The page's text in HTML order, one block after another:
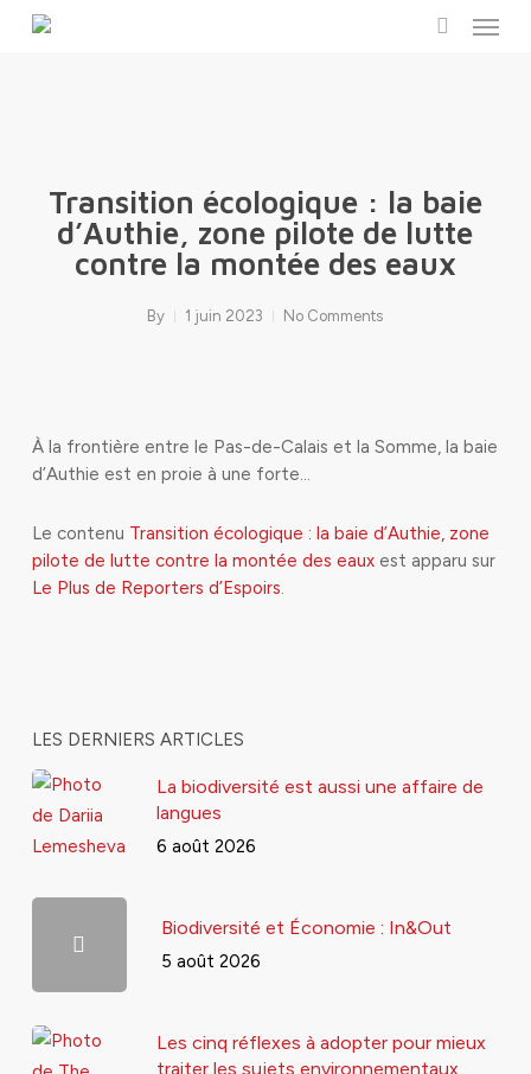
Menu
Transition écologique : la baie
d’Authie, zone pilote de lutte
contre la montée des eaux
By 1 juin 2023 No Comments
À la frontière entre le Pas-de-Calais et la Somme, la baie
d’Authie est en proie à une forte…
Le contenu Transition écologique : la baie d’Authie, zone
pilote de lutte contre la montée des eauxest apparu sur
Le Plus de Reporters d’Espoirs.
LES DERNIERS ARTICLES
La biodiversité est aussi une affaire de
langues
6 août 2026
Biodiversité et Économie : In&Out
5 août 2026
Les cinq réflexes à adopter pour mieux
traiter les sujets environnementaux